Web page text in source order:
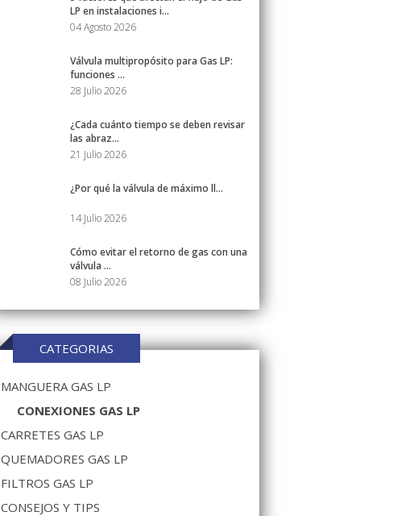
LP en instalaciones i...
04 Agosto 2026
Válvula multipropósito para Gas LP:
funciones ...
28 Julio 2026
¿Cada cuánto tiempo se deben revisar
las abraz...
21 Julio 2026
¿Por qué la válvula de máximo ll...
14 Julio 2026
Cómo evitar el retorno de gas con una
válvula ...
08 Julio 2026
CATEGORIAS
MANGUERA GAS LP
CONEXIONES GAS LP
CARRETES GAS LP
QUEMADORES GAS LP
FILTROS GAS LP
CONSEJOS Y TIPS